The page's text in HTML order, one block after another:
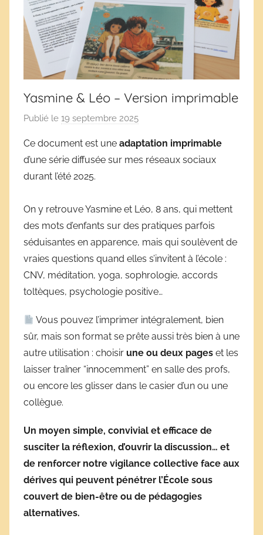
Yasmine & Léo – Version imprimable
Publié le 19 septembre 2025
r
D
i
v
e
s
s
c
a
Ce document est une adaptation imprimable
d’une série diffusée sur mes réseaux sociaux
durant l’été 2025.
On y retrouve Yasmine et Léo, 8 ans, qui mettent
des mots d’enfants sur des pratiques parfois
séduisantes en apparence, mais qui soulèvent de
vraies questions quand elles s’invitent à l’école :
CNV, méditation, yoga, sophrologie, accords
toltèques, psychologie positive…
Vous pouvez l’imprimer intégralement, bien
sûr, mais son format se prête aussi très bien à une
autre utilisation : choisir une ou deux pages et les
laisser traîner “innocemment” en salle des profs,
ou encore les glisser dans le casier d’un ou une
collègue.
Un moyen simple, convivial et efficace de
susciter la réflexion, d’ouvrir la discussion… et
de renforcer notre vigilance collective face aux
dérives qui peuvent pénétrer l’École sous
couvert de bien-être ou de pédagogies
alternatives.